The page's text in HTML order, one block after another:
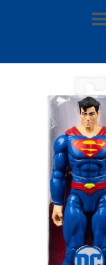
Prodotti